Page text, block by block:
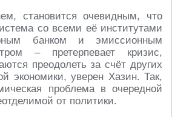
становится очевидным, что
со всеми её институтами
банком и эмиссионным
– претерпевает кризис,
преодолеть за счёт других
экономики, уверен Хазин. Так,
проблема в очередной
от политики.